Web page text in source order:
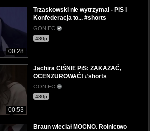
00:28
Trzaskowski nie wytrzymał - PiS i
Konfederacja to... #shorts
GONIEC
480p
00:53
Jachira CIŚNIE PiS: ZAKAZAĆ,
OCENZUROWAĆ! #shorts
GONIEC
480p
Braun wleciał MOCNO. Rolnictwo